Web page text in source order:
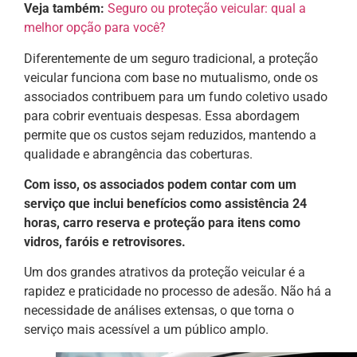
Veja também: Seguro ou proteção veicular: qual a
melhor opção para você?
Diferentemente de um seguro tradicional, a proteção
veicular funciona com base no mutualismo, onde os
associados contribuem para um fundo coletivo usado
para cobrir eventuais despesas. Essa abordagem
permite que os custos sejam reduzidos, mantendo a
qualidade e abrangência das coberturas.
Com isso, os associados podem contar com um
serviço que inclui benefícios como assistência 24
horas, carro reserva e proteção para itens como
vidros, faróis e retrovisores.
Um dos grandes atrativos da proteção veicular é a
rapidez e praticidade no processo de adesão. Não há a
necessidade de análises extensas, o que torna o
serviço mais acessível a um público amplo.